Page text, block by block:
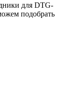
для DTG-
подобрать